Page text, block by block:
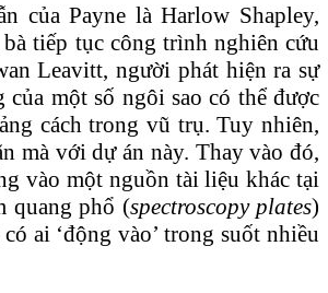
của Payne là Harlow Shapley,
tiếp tục công trình nghiên cứu
Leavitt, người phát hiện ra sự
của một số ngôi sao có thể được
cách trong vũ trụ. Tuy nhiên,
mà với dự án này. Thay vào đó,
vào một nguồn tài liệu khác tại
quang phổ (spectroscopy plates)
ai ‘động vào’ trong suốt nhiều